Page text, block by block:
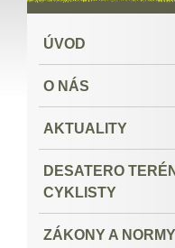
ÚVOD
O NÁS
AKTUALITY
DESATERO
CYKLISTY
ZÁKONY A NORMY